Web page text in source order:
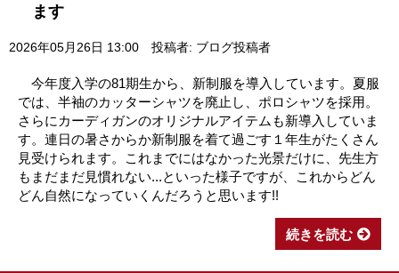
ます
2026年05月26日 13:00 投稿者: ブログ投稿者
今年度入学の81期生から、新制服を導入しています。夏服
では、半袖のカッターシャツを廃止し、ポロシャツを採用。
さらにカーディガンのオリジナルアイテムも新導入していま
す。連日の暑さからか新制服を着て過ごす１年生がたくさん
見受けられます。これまでにはなかった光景だけに、先生方
もまだまだ見慣れない...といった様子ですが、これからどん
どん自然になっていくんだろうと思います!!
続きを読む